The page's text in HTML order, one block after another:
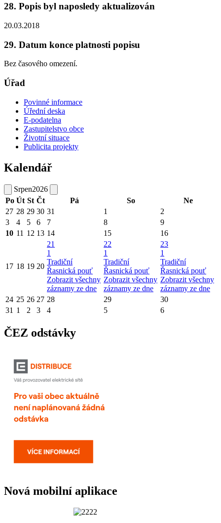
28. Popis byl naposledy aktualizován
20.03.2018
29. Datum konce platnosti popisu
Bez časového omezení.
Úřad
Povinné informace
Úřední deska
E-podatelna
Zastupitelstvo obce
Životní situace
Publicita projekty
Kalendář
Srpen2026
Po Út St Čt Pá So
Ne
27 28 29 30 31 1
2
3
4 5 6 7 8
9
10 11 12 13 14 15 16
17 18 19 20
21
1
Tradiční
Řasnická pouť
Zobrazit všechny
záznamy ze dne
22
1
Tradiční
Řasnická pouť
Zobrazit všechny
záznamy ze dne
23
1
Tradiční
Řasnická pouť
Zobrazit všechny
záznamy ze dne
24 25 26 27 28 29
30
31 1 2 3 4 5 6
ČEZ odstávky
Nová mobilní aplikace